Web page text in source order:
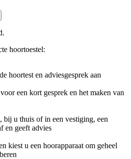
hoortoestel:
hoortest en adviesgesprek aan
een kort gesprek en het maken van
bij u thuis of in een vestiging, een
en geeft advies
kiest u een hoorapparaat om geheel